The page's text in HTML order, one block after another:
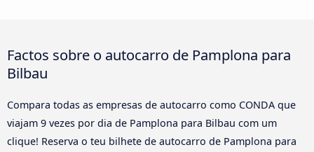
Factos sobre o autocarro de Pamplona para
Bilbau
Compara todas as empresas de autocarro como CONDA que
viajam 9 vezes por dia de Pamplona para Bilbau com um
clique! Reserva o teu bilhete de autocarro de Pamplona para